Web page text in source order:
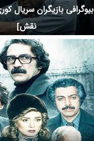
بیوگرافی بازیگران سریال
نقش]